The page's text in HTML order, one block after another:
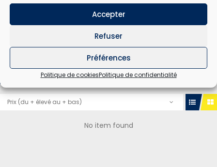
Accepter
Refuser
Préférences
Politique de cookiesPolitique de confidentialité
RECHERCHER
A VENDRE A LOUER
Prix ​​(du + élevé au + bas)
No item found